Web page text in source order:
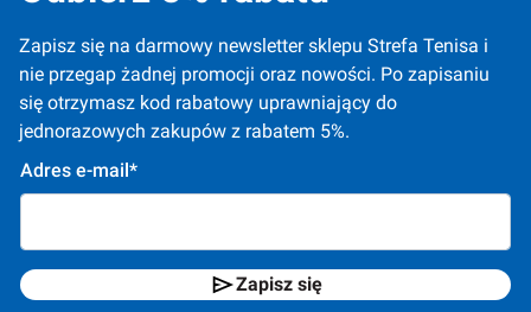
Zapisz się na darmowy newsletter sklepu Strefa Tenisa i
nie przegap żadnej promocji oraz nowości. Po zapisaniu
się otrzymasz kod rabatowy uprawniający do
jednorazowych zakupów z rabatem 5%.
Adres e-mail*
Zapisz się